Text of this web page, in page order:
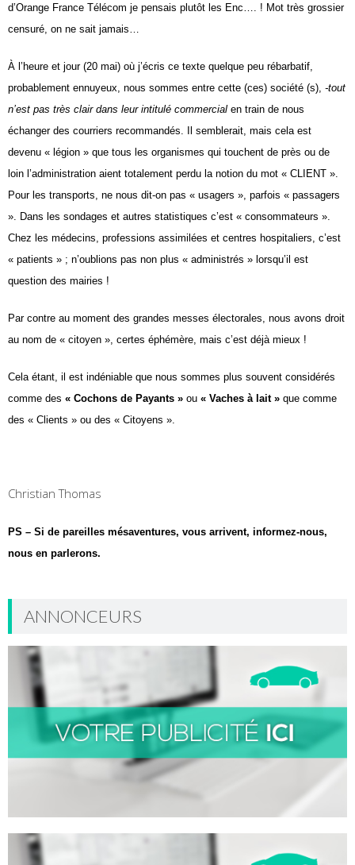
d’Orange France Télécom je pensais plutôt les Enc…. ! Mot très grossier
censuré, on ne sait jamais…
À l’heure et jour (20 mai) où j’écris ce texte quelque peu rébarbatif,
probablement ennuyeux, nous sommes entre cette (ces) société (s), -tout
n’est pas très clair dans leur intitulé commercial en train de nous
échanger des courriers recommandés.
Il semblerait, mais cela est
devenu « légion » que tous les organismes qui touchent de près ou de
loin l’administration aient totalement perdu la notion du mot « CLIENT ».
Pour les transports, ne nous dit-on pas « usagers », parfois « passagers
». Dans les sondages et autres statistiques c’est « consommateurs ».
Chez les médecins, professions assimilées et centres hospitaliers, c’est
« patients » ; n’oublions pas non plus « administrés » lorsqu’il est
question des mairies !
Par contre au moment des grandes messes électorales, nous avons droit
au nom de « citoyen », certes éphémère, mais c’est déjà mieux !
Cela étant, il est indéniable que nous sommes plus souvent considérés
comme des « Cochons de Payants » ou « Vaches à lait » que comme
des « Clients » ou des « Citoyens »
Christian Thomas
PS – Si de pareilles mésaventures, vous arrivent, informez-nous,
nous en parlerons.
ANNONCEURS